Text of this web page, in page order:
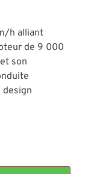
h alliant
de 9 000
son
design